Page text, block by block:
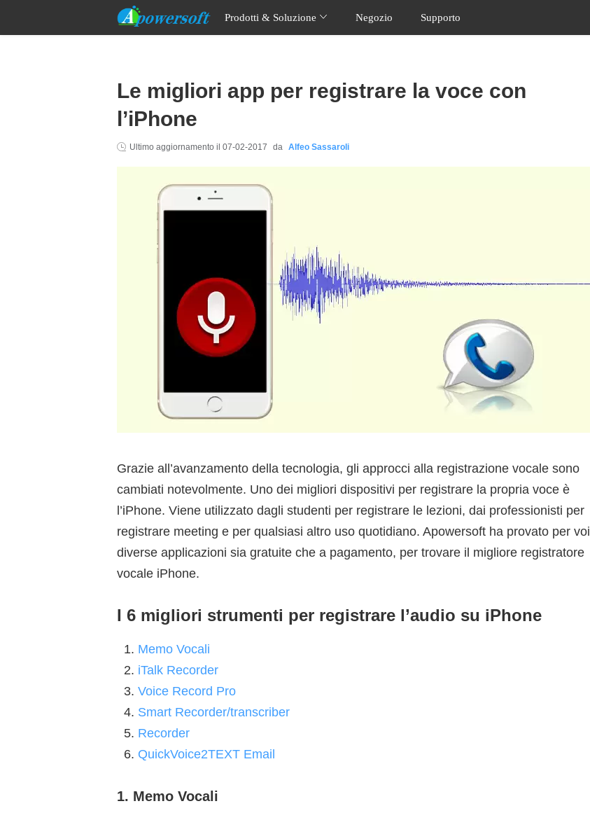
Prodotti & Soluzione Negozio Supporto
Le migliori app per registrare la voce con
l’iPhone
Ultimo aggiornamento il 07-02-2017 da Alfeo Sassaroli
Grazie all’avanzamento della tecnologia, gli approcci alla registrazione vocale sono
cambiati notevolmente. Uno dei migliori dispositivi per registrare la propria voce è
l’iPhone. Viene utilizzato dagli studenti per registrare le lezioni, dai professionisti per
registrare meeting e per qualsiasi altro uso quotidiano. Apowersoft ha provato per voi
diverse applicazioni sia gratuite che a pagamento, per trovare il migliore registratore
vocale iPhone.
I 6 migliori strumenti per registrare l’audio su iPhone
Memo Vocali
iTalk Recorder
Voice Record Pro
Smart Recorder/transcriber
Recorder
QuickVoice2TEXT Email
1. Memo Vocali